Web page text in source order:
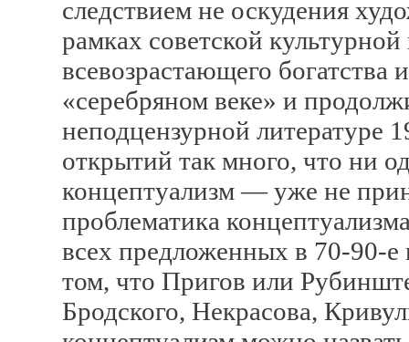
следствием не оскудения
рамках советской
всевозрастающего богатства
«серебряном веке» и
неподцензурной литературе
открытий так много, что ни
концептуализм — уже не
проблематика
всех предложенных в 70-90-е
том, что Пригов или
Бродского, Некрасова,